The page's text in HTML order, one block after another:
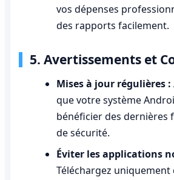
vos dépenses
des rapports facilement.
5. Avertissements et
Mises à jour régulières :
que votre système
bénéficier des dernières
de sécurité.
Éviter les applications
Téléchargez uniquement